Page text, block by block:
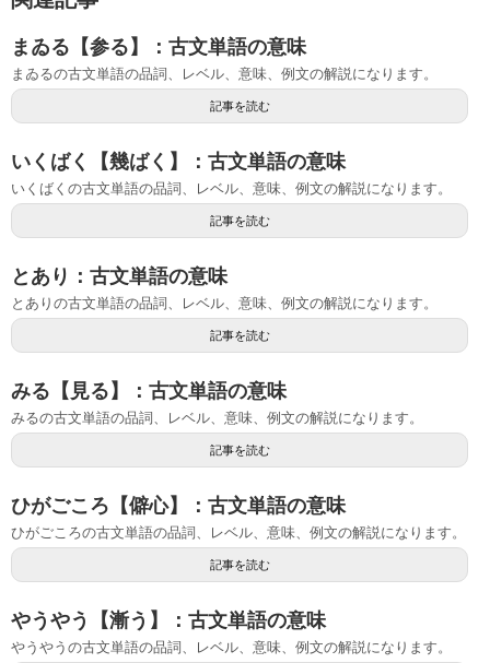
まゐる【参る】：古文単語の意味
まゐるの古文単語の品詞、レベル、意味、例文の解説になります。
記事を読む
いくばく【幾ばく】：古文単語の意味
いくばくの古文単語の品詞、レベル、意味、例文の解説になります。
記事を読む
とあり：古文単語の意味
とありの古文単語の品詞、レベル、意味、例文の解説になります。
記事を読む
みる【見る】：古文単語の意味
みるの古文単語の品詞、レベル、意味、例文の解説になります。
記事を読む
ひがごころ【僻心】：古文単語の意味
ひがごころの古文単語の品詞、レベル、意味、例文の解説になります。
記事を読む
やうやう【漸う】：古文単語の意味
やうやうの古文単語の品詞、レベル、意味、例文の解説になります。